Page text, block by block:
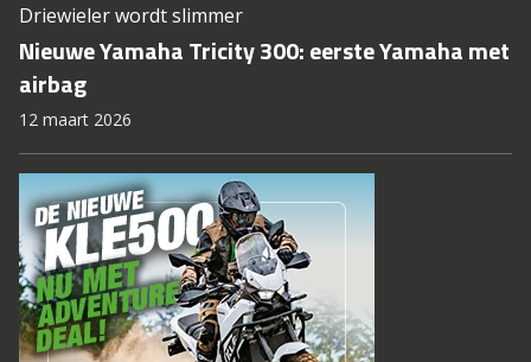
Driewieler wordt slimmer
Nieuwe Yamaha Tricity 300: eerste Yamaha met
airbag
12 maart 2026